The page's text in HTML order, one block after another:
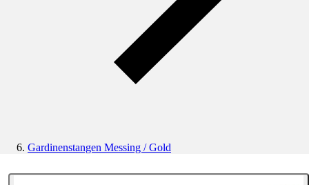
Gardinenstangen Messing / Gold